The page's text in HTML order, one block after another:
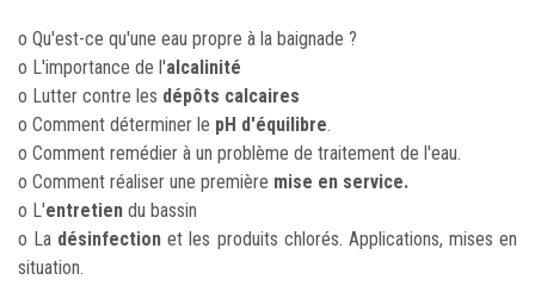
o Qu'est-ce qu'une eau propre à la baignade ?
o L'importance de l'alcalinité
o Lutter contre les dépôts calcaires
o Comment déterminer le pH d'équilibre
o Comment remédier à un problème de traitement de l'eau.
o Comment réaliser une première mise en service.
o L'entretien du bassin
o La désinfection et les produits chlorés. Applications, mises en
situation.